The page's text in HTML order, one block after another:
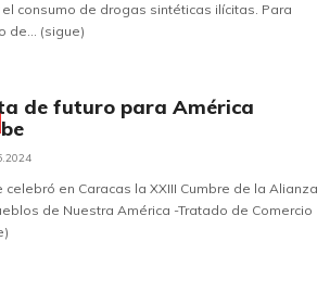
consumo de drogas sintéticas ilícitas. Para
de... (sigue)
de futuro para América
en Caracas la XXIII Cumbre de la Alianza
de Nuestra América -Tratado de Comercio